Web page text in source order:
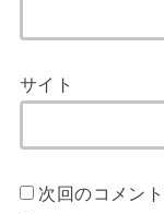
サイト
次回のコメン